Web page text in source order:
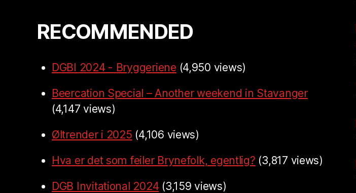
RECOMMENDED
DGBI 2024 - Bryggeriene (4,950 views)
Beercation Special – Another weekend in Stavanger
(4,147 views)
Øltrender i 2025 (4,106 views)
Hva er det som feiler Brynefolk, egentlig? (3,817 views)
DGB Invitational 2024 (3,159 views)